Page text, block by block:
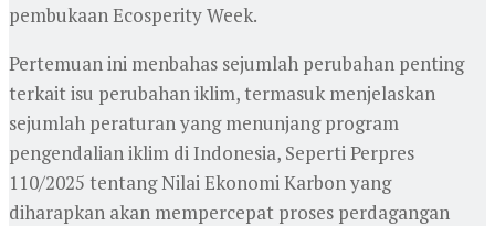
pembukaan Ecosperity Week.
Pertemuan ini menbahas sejumlah perubahan penting
terkait isu perubahan iklim, termasuk menjelaskan
sejumlah peraturan yang menunjang program
pengendalian iklim di Indonesia, Seperti Perpres
110/2025 tentang Nilai Ekonomi Karbon yang
diharapkan akan mempercepat proses perdagangan